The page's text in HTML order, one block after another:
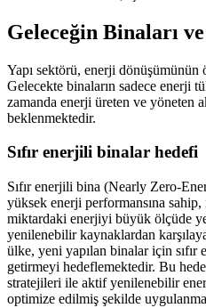
Geleceğin Binaları
Yapı sektörü, enerji dönüşümünün
Gelecekte binaların sadece enerji
zamanda enerji üreten ve yöneten
beklenmektedir.
Sıfır enerjili binalar hedefi
Sıfır enerjili bina (Nearly Zero-
yüksek enerji performansına
miktardaki enerjiyi büyük ölçüde
yenilenebilir kaynaklardan
ülke, yeni yapılan binalar için sıfır
getirmeyi hedeflemektedir. Bu
stratejileri ile aktif yenilenebilir
optimize edilmiş şekilde